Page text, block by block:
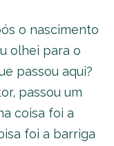
o nascimento
olhei para o
passou aqui?
passou um
coisa foi a
foi a barriga